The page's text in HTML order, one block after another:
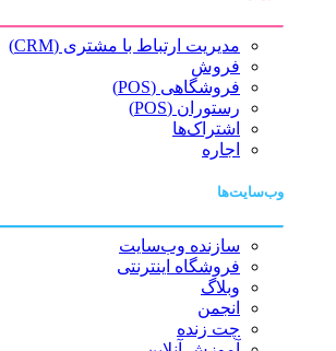
مدیریت ارتباط با مشتری (CRM)
فروش
فروشگاهی (POS)
رستوران (POS)
اشتراک‌ها
اجاره
وب‌سایت‌ها
سازنده وب‌سایت
فروشگاه اینترنتی
وبلاگ
انجمن
چت زنده